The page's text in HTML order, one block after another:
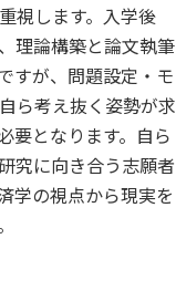
視します。入学後
理論構築と論文執筆
すが、問題設定・モ
ら考え抜く姿勢が求
要となります。自ら
究に向き合う志願者
学の視点から現実を